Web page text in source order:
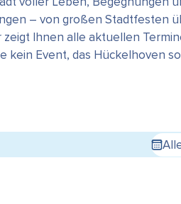
– von großen Stadtfesten
Ihnen alle aktuellen
kein Event, das Hückelhoven